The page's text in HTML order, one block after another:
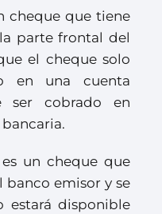
cheque que tiene
parte frontal del
el cheque solo
en una cuenta
ser cobrado en
un cheque que
emisor y se
estará disponible